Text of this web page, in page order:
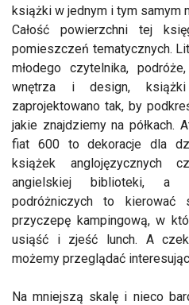
książki w jednym i tym samym
Całość powierzchni tej
pomieszczeń tematycznych.
młodego czytelnika,
wnętrza i design, książki
zaprojektowano tak, by
jakie znajdziemy na półkach.
fiat 600 to dekoracje dla
książek anglojęzycznych
angielskiej biblioteki, a
podróżniczych to kierować
przyczepę kampingową, w
usiąść i zjeść lunch. A
możemy przeglądać
Na mniejszą skalę i nieco